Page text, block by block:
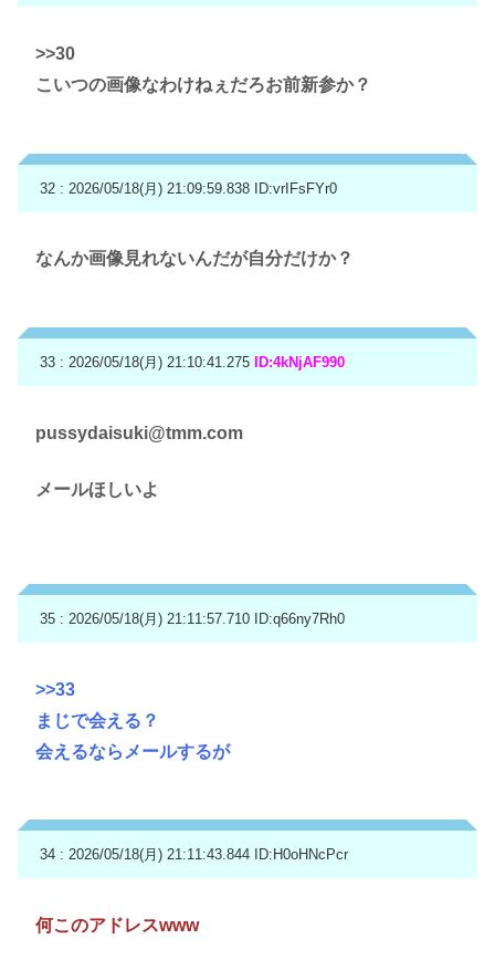
>>30
こいつの画像なわけねぇだろお前新参か？
32 : 2026/05/18(月) 21:09:59.838 ID:vrIFsFYr0
なんか画像見れないんだが自分だけか？
33 : 2026/05/18(月) 21:10:41.275 ID:4kNjAF990
pussydaisuki@tmm.com
メールほしいよ
35 : 2026/05/18(月) 21:11:57.710 ID:q66ny7Rh0
>>33
まじで会える？
会えるならメールするが
34 : 2026/05/18(月) 21:11:43.844 ID:H0oHNcPcr
何このアドレスwww